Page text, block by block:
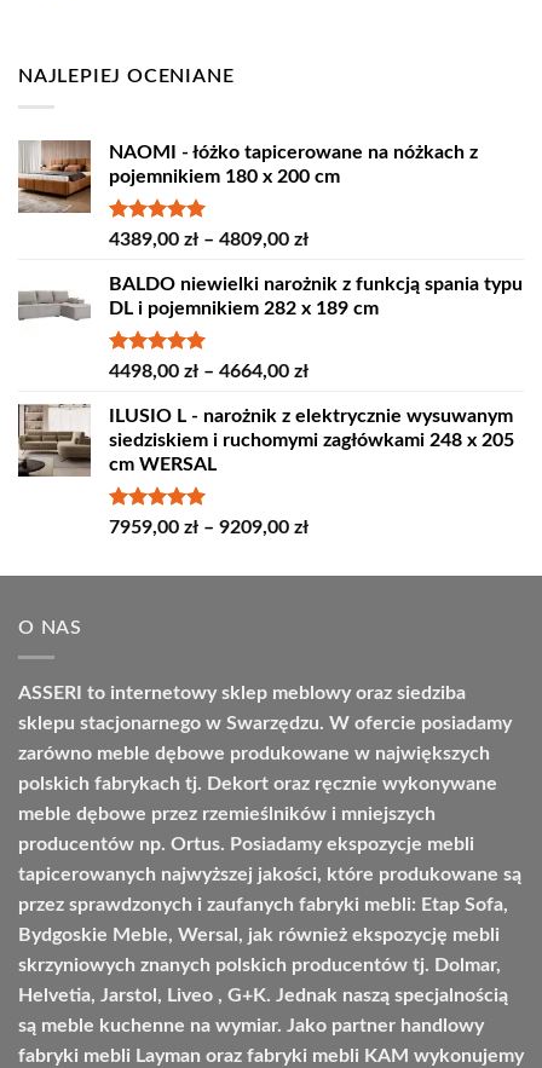
NAJLEPIEJ OCENIANE
NAOMI - łóżko tapicerowane na nóżkach z
pojemnikiem 180 x 200 cm
Oceniono
4389,00 zł – 4809,00 złZakres
od
4389,00 zł
4809,00 zł
BALDO niewielki narożnik z funkcją spania typu
DL i pojemnikiem 282 x 189 cm
Oceniono
4498,00 zł – 4664,00 złZakres
od
4498,00 zł
ILUSIO L - narożnik z elektrycznie wysuwanym
siedziskiem i ruchomymi zagłówkami 248 x 205
cm WERSAL
Oceniono
7959,00 zł – 9209,00 złZakres
od
O NAS
ASSERI to internetowy sklep meblowy oraz siedziba
sklepu stacjonarnego w Swarzędzu. W ofercie posiadamy
zarówno meble dębowe produkowane w największych
polskich fabrykach tj. Dekort oraz ręcznie wykonywane
meble dębowe przez rzemieślników i mniejszych
producentów np. Ortus. Posiadamy ekspozycje mebli
tapicerowanych najwyższej jakości, które produkowane są
przez sprawdzonych i zaufanych fabryki mebli: Etap Sofa,
Bydgoskie Meble, Wersal, jak również ekspozycję mebli
skrzyniowych znanych polskich producentów tj. Dolmar,
Helvetia, Jarstol, Liveo , G+K. Jednak naszą specjalnością
są meble kuchenne na wymiar. Jako partner handlowy
fabryki mebli Layman oraz fabryki mebli KAM wykonujemy